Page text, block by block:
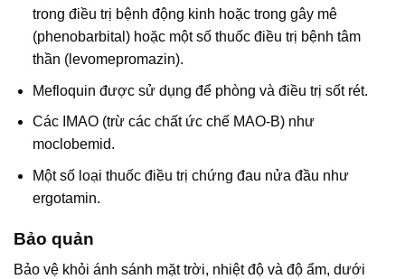
trong điều trị bệnh động kinh hoặc trong gây mê
(phenobarbital) hoặc một số thuốc điều trị bệnh tâm
thần (levomepromazin).
Mefloquin được sử dụng để phòng và điều trị sốt rét.
Các IMAO (trừ các chất ức chế MAO-B) như
moclobemid.
Một số loại thuốc điều trị chứng đau nửa đầu như
ergotamin.
Bảo quản
Bảo vệ khỏi ánh sánh mặt trời, nhiệt độ và độ ẩm, dưới